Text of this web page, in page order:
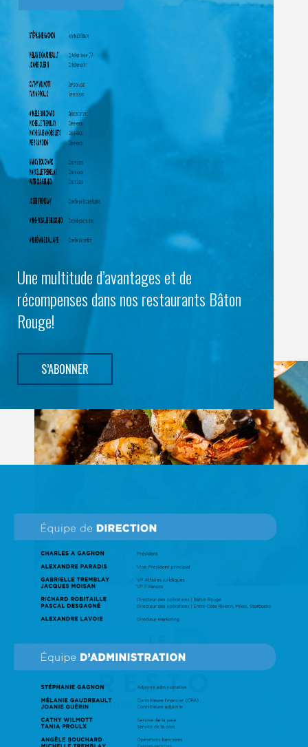
Une multitude d’avantages et de
récompenses dans nos restaurants Bâton
Rouge!
S’ABONNER